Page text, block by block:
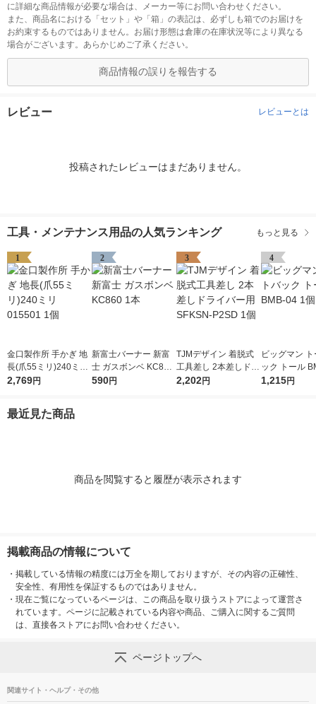
に詳細な商品情報が必要な場合は、メーカー等にお問い合わせください。
また、商品名における「セット」や「箱」の表記は、必ずしも箱でのお届けを
お約束するものではありません。お届け形態は倉庫の在庫状況等により異なる
場合がございます。あらかじめご了承ください。
商品情報の誤りを報告する
レビュー レビューとは
投稿されたレビューはまだありません。
工具・メンテナンス用品の人気ランキング もっと見る
1
金口製作所 手かぎ 地
長(爪55ミリ)240ミリ
015501 1個
2,769円
2
新富士バーナー 新富
士 ガスボンベ KC860
1本
590円
3
TJMデザイン 着脱式
工具差し 2本差しドラ
イバー用 SFKSN-P2S
2,202円
4
ビッグマン
ック トール
個
1,215円
最近見た商品
商品を閲覧すると履歴が表示されます
掲載商品の情報について
・ 掲載している情報の精度には万全を期しておりますが、その内容の正確性、
安全性、有用性を保証するものではありません。
・ 現在ご覧になっているページは、この商品を取り扱うストアによって運営さ
れています。ページに記載されている内容や商品、ご購入に関するご質問
は、直接各ストアにお問い合わせください。
ページトップへ
関連サイト・ヘルプ・その他